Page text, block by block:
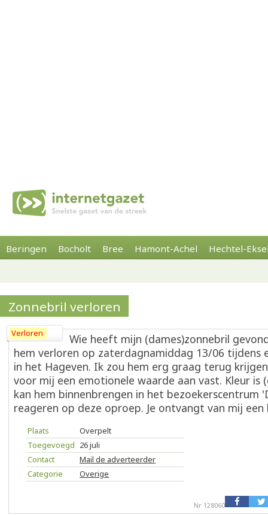
Beringen Bocholt Bree Hamont-Achel Hechtel-
Zonnebril verloren
Verloren
Wie heeft mijn (dames)zonnebril
hem verloren op zaterdagnamiddag 13/06 tijdens
in het Hageven. Ik zou hem erg graag terug
voor mij een emotionele waarde aan vast. Kleur is
kan hem binnenbrengen in het bezoekerscentrum
reageren op deze oproep. Je ontvangt van mij een
Plaats
Overpelt
Toegevoegd 26 juli
Contact
Mail de adverteerder
Categorie
Overige
Nr 128060